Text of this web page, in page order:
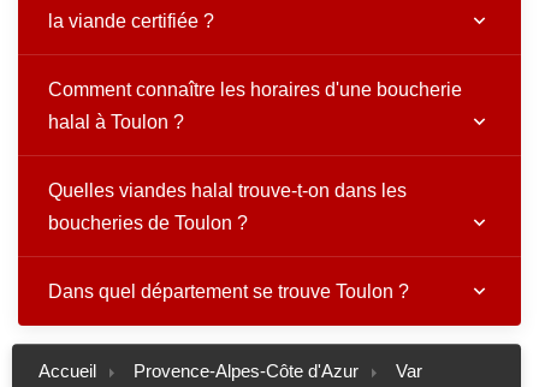
la viande certifiée ?
Comment connaître les horaires d'une boucherie
halal à Toulon ?
Quelles viandes halal trouve-t-on dans les
boucheries de Toulon ?
Dans quel département se trouve Toulon ?
Accueil Provence-Alpes-Côte d'Azur
Var